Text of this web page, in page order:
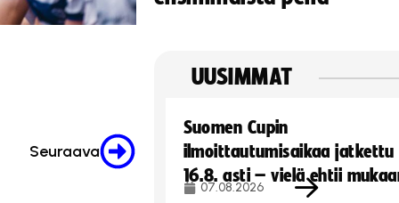
Seuraava
UUSIMMAT
Suomen Cupin
ilmoittautumisaikaa jatkettu
16.8. asti – vielä ehtii
07.08.2026